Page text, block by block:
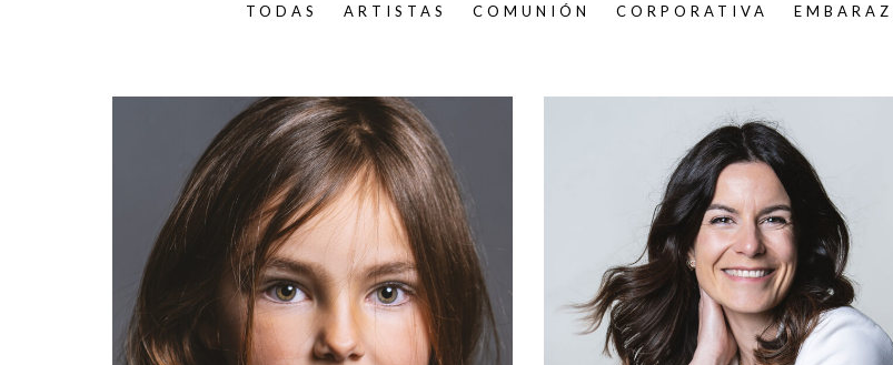
TODAS ARTISTAS COMUNIÓN CORPORATIVA